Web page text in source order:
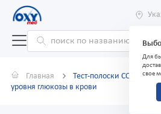
Для
свое
Главная
Тест-полоски
уровня глюкозы в крови